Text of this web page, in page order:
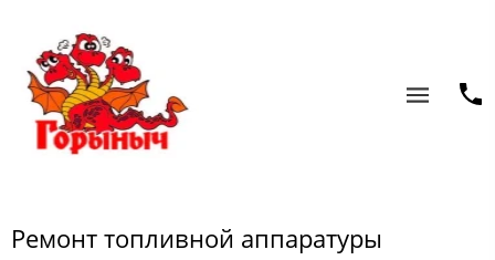
Ремонт топливной аппаратуры